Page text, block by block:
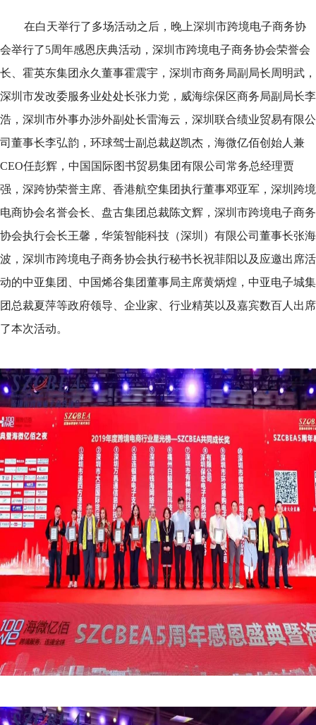
在白天举行了多场活动之后，晚上深圳市跨境电子商务协
会举行了5周年感恩庆典活动，深圳市跨境电子商务协会荣誉会
长、霍英东集团永久董事霍震宇，深圳市商务局副局长周明武，
深圳市发改委服务业处处长张力党，威海综保区商务局副局长李
浩，深圳市外事办涉外副处长雷海云，深圳联合绩业贸易有限公
司董事长李弘韵，环球驾士副总裁赵凯杰，海微亿佰创始人兼
CEO任彭辉，中国国际图书贸易集团有限公司常务总经理贾
强，深跨协荣誉主席、香港航空集团执行董事邓亚军，深圳跨境
电商协会名誉会长、盘古集团总裁陈文辉，深圳市跨境电子商务
协会执行会长王馨，华策智能科技（深圳）有限公司董事长张海
波，深圳市跨境电子商务协会执行秘书长祝菲阳以及应邀出席活
动的中亚集团、中国烯谷集团董事局主席黄炳煌，中亚电子城集
团总裁夏萍等政府领导、企业家、行业精英以及嘉宾数百人出席
了本次活动。